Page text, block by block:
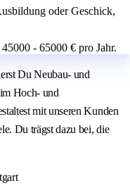
oder Geschick,
- 65000 € pro Jahr.
Du Neubau- und
Hoch- und
mit unseren Kunden
Du trägst dazu bei, die